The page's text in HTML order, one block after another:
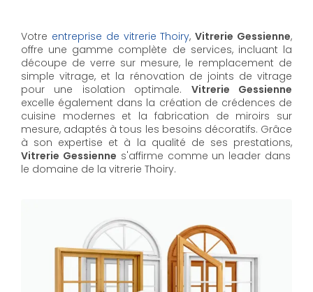
Votre entreprise de vitrerie Thoiry,Vitrerie Gessienne,
offre une gamme complète de services, incluant la
découpe de verre sur mesure, le remplacement de
simple vitrage, et la rénovation de joints de vitrage
pour une isolation optimale. Vitrerie Gessienne
excelle également dans la création de crédences de
cuisine modernes et la fabrication de miroirs sur
mesure, adaptés à tous les besoins décoratifs. Grâce
à son expertise et à la qualité de ses prestations,
Vitrerie Gessienne s'affirme comme un leader dans
le domaine de la vitrerie Thoiry.